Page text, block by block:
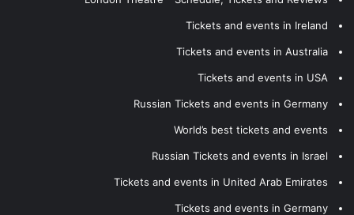
Tickets and events in Ireland
Tickets and events in Australia
Tickets and events in USA
Russian Tickets and events in Germany
World’s best tickets and events
Russian Tickets and events in Israel
Tickets and events in United Arab Emirates
Tickets and events in Germany